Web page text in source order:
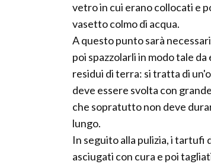
vetro in cui erano collocati e
vasetto colmo di acqua.
A questo punto sarà
poi spazzolarli in modo tale
residui di terra: si tratta di
deve essere svolta con
che sopratutto non deve
lungo.
In seguito alla pulizia, i tartufi
asciugati con cura e poi